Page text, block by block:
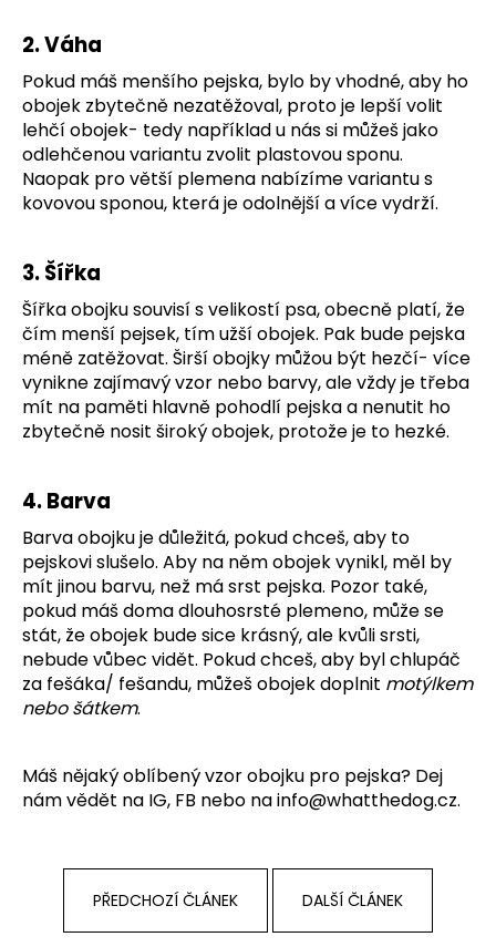
2. Váha
Pokud máš menšího pejska, bylo by vhodné, aby ho
obojek zbytečně nezatěžoval, proto je lepší volit
lehčí obojek- tedy například u nás si můžeš jako
odlehčenou variantu zvolit plastovou sponu.
Naopak pro větší plemena nabízíme variantu s
kovovou sponou, která je odolnější a více vydrží.
3. Šířka
Šířka obojku souvisí s velikostí psa, obecně platí, že
čím menší pejsek, tím užší obojek. Pak bude pejska
méně zatěžovat. Širší obojky můžou být hezčí- více
vynikne zajímavý vzor nebo barvy, ale vždy je třeba
mít na paměti hlavně pohodlí pejska a nenutit ho
zbytečně nosit široký obojek, protože je to hezké.
4. Barva
Barva obojku je důležitá, pokud chceš, aby to
pejskovi slušelo. Aby na něm obojek vynikl, měl by
mít jinou barvu, než má srst pejska. Pozor také,
pokud máš doma dlouhosrsté plemeno, může se
stát, že obojek bude sice krásný, ale kvůli srsti,
nebude vůbec vidět. Pokud chceš, aby byl chlupáč
za fešáka/ fešandu, můžeš obojek doplnit motýlkem
nebo šátkem.
Máš nějaký oblíbený vzor obojku pro pejska? Dej
nám vědět na IG, FB nebo nainfo@whatthedog.cz.
PŘEDCHOZÍ ČLÁNEK DALŠÍ ČLÁNEK
SVATEBNÍ
ELEGANTNÍ
BÍLÉ
550
Kč